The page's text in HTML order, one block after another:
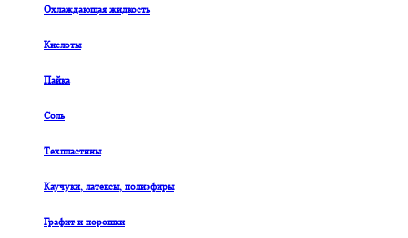
Охлаждающая жидкость
Кислоты
Пайка
Соль
Техпластины
Каучуки, латексы, полиэфиры
Графит и порошки